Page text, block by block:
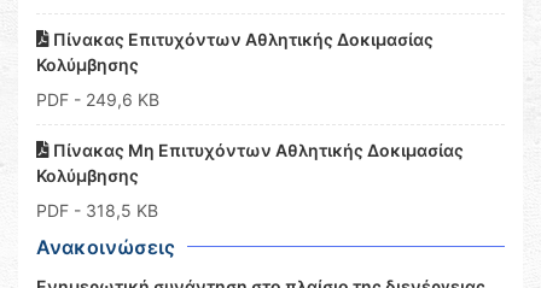
Πίνακας Επιτυχόντων Αθλητικής Δοκιμασίας
Κολύμβησης
PDF - 249,6 KB
Πίνακας Μη Επιτυχόντων Αθλητικής Δοκιμασίας
Κολύμβησης
PDF - 318,5 KB
Ανακοινώσεις